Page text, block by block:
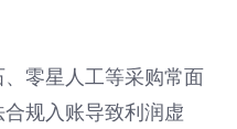
、零星人工等采购常面
规入账导致利润虚